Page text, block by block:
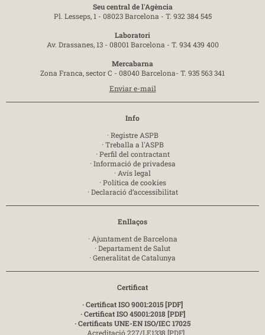
Seu central de l'Agència
Pl. Lesseps, 1 - 08023 Barcelona - T. 932 384 545
Laboratori
Av. Drassanes, 13 - 08001 Barcelona - T. 934 439 400
Mercabarna
Zona Franca, sector C - 08040 Barcelona- T. 935 563 341
Enviar e-mail
Info
· Registre ASPB
· Treballa a l'ASPB
· Perfil del contractant
· Informació de privadesa
· Avís legal
· Política de cookies
· Declaració d’accessibilitat
Enllaços
· Ajuntament de Barcelona
· Departament de Salut
· Generalitat de Catalunya
Certificat
· Certificat ISO 9001:2015 [PDF]
· Certificat ISO 45001:2018 [PDF]
· Certificats UNE-EN ISO/IEC 17025
Acreditació 227/LE1338 [PDF]